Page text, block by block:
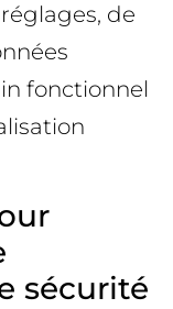
de
fonctionnel
sécurité